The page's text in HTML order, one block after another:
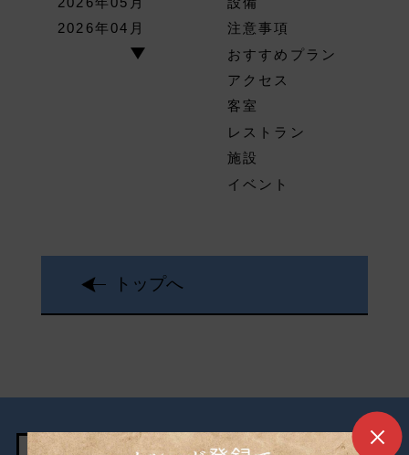
2026年04月
注意事項
おすすめプラン
アクセス
客室
レストラン
施設
イベント
トップへ